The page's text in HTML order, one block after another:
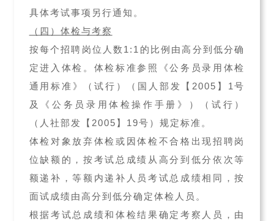
具体考试事项另行通知。
（四）体检与考察
按每个招聘岗位人数1:1的比例由高分到低分确
定进入体检。体检标准参照《公务员录用体检
通用标准》（试行）（国人部发【2005】1号
及《公务员录用体检操作手册》）（试行）
（人社部发【2005】19号）规定标准。
体检对象放弃体检或因体检不合格出现招聘岗
位缺额的，按考试总成绩从高分到低分依次等
额递补，等额内递补人员考试总成绩相同，按
面试成绩由高分到低分确定体检人员。
根据考试总成绩和体检结果确定考察人员，由